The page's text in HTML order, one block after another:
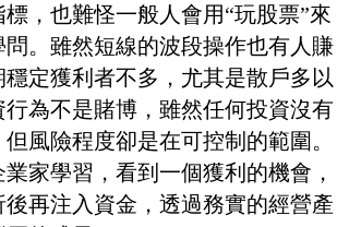
，也難怪一般人會用“玩股票”來
。雖然短線的波段操作也有人賺
定獲利者不多，尤其是散戶多以
行為不是賭博，雖然任何投資沒有
風險程度卻是在可控制的範圍。
家學習，看到一個獲利的機會，
再注入資金，透過務實的經營產